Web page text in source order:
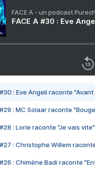
FACE A - un podcast
FACE A #30 : Eve
#30 : Eve Angeli raconte
#29 : MC Solaar raconte
#28 : Lorie raconte "Je vais vite"
#27 : Christophe Willem
#26 : Chimène Badi raconte